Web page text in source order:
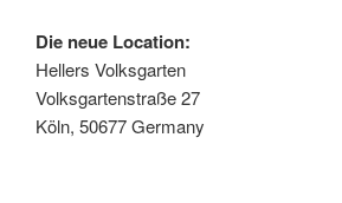
Die neue Location:
Hellers Volksgarten
Volksgartenstraße 27
Köln, 50677 Germany